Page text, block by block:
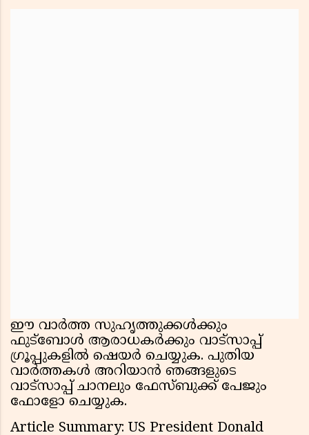
ഈ വാർത്ത സുഹൃത്തുക്കൾക്കും
ഫുട്ബോൾ ആരാധകർക്കും വാട്സാപ്പ്
ഗ്രൂപ്പുകളിൽ ഷെയർ ചെയ്യുക. പുതിയ
വാർത്തകൾ അറിയാൻ ഞങ്ങളുടെ
വാട്സാപ്പ് ചാനലും ഫേസ്ബുക്ക് പേജും
ഫോളോ ചെയ്യുക.
Article Summary: US President Donald